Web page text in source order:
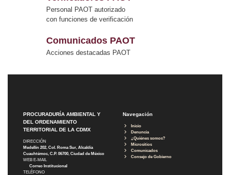
Personal PAOT autorizado
con funciones de verificación
Comunicados PAOT
Acciones destacadas PAOT
PROCURADURÍA AMBIENTAL Y
DEL ORDENAMIENTO
TERRITORIAL DE LA CDMX
DIRECCIÓN
Medellín 202, Col. Roma Sur, Alcaldía
Cuauhtémoc, C.P. 06700, Ciudad de México
WEB E-MAIL
Correo Institucional
TELÉFONO
Navegación
Inicio
Denuncia
¿Quiénes somos?
Micrositios
Comunicados
Consejo de Gobierno